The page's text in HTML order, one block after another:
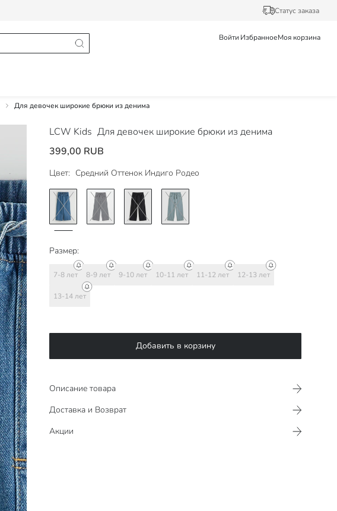
Статус заказа
Войти ИзбранноеМоя корзина
Для девочек широкие брюки из денима
LCW Kids Для девочек широкие брюки из денима
399,00 RUB
Цвет: Средний Оттенок Индиго Родео
Размер:
7-8 лет 8-9 лет 9-10 лет 10-11 лет 11-12 лет 12-13 лет
13-14 лет
Добавить в корзину
Описание товара
Доставка и Возврат
Акции